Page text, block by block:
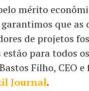
mérito
que as
de projetos
para todos
Filho, CEO
Journal.